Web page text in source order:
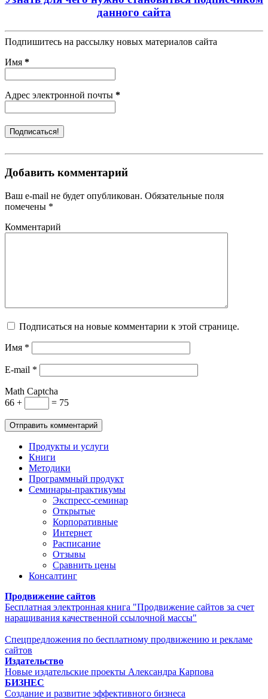
данного сайта
Подпишитесь на рассылку новых материалов сайта
Имя *
Адрес электронной почты *
Добавить комментарий
Ваш e-mail не будет опубликован. Обязательные поля
помечены *
Комментарий
Подписаться на новые комментарии к этой странице.
Имя *
E-mail *
Math Captcha
66 +
= 75
Продукты и услуги
Книги
Методики
Программный продукт
Семинары-практикумы
Экспресс-семинар
Открытые
Корпоративные
Интернет
Расписание
Отзывы
Сравнить цены
Консалтинг
Продвижение сайтов
Бесплатная электронная книга "Продвижение сайтов за счет
наращивания качественной ссылочной массы"
Спецпредложения по бесплатному продвижению и рекламе
сайтов
Издательство
Новые издательские проекты Александра Карпова
БИЗНЕС
Создание и развитие эффективного бизнеса